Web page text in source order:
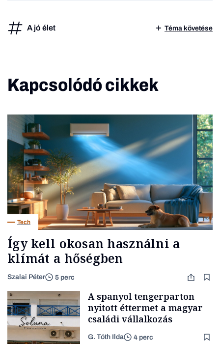
A jó élet Téma követése
Kapcsolódó cikkek
Tech
Így kell okosan használni a
klímát a hőségben
Szalai Péter 5 perc
A spanyol tengerparton
nyitott éttermet a magyar
családi vállalkozás
G. Tóth Ilda 4 perc